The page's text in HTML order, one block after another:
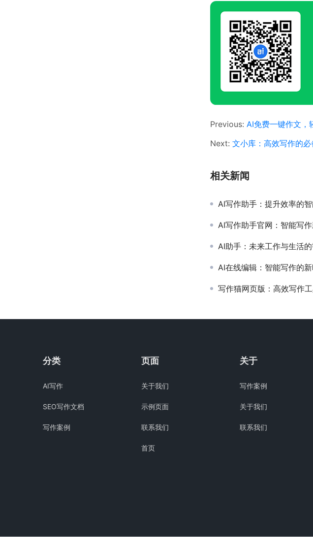
Previous: AI免费一键作文，
Next: 文小库：高效写作的
相关新闻
AI写作助手：提升效率的智能工具，
AI写作助手官网：智能写作新体验
AI助手：未来工作与生活的智能伙伴，AI
AI在线编辑：智能写作的新时代，
写作猫网页版：高效写作工具推荐，
分类
AI写作
SEO写作文档
写作案例
页面
关于我们
示例页面
联系我们
首页
关于
写作案例
关于我们
联系我们